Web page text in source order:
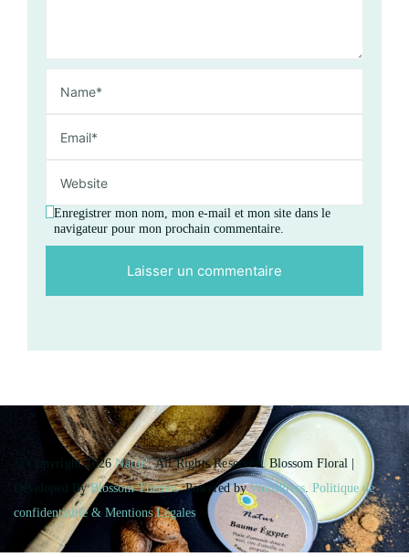
Enregistrer mon nom, mon e-mail et mon site dans le
navigateur pour mon prochain commentaire.
© Copyright 2026Natur'. All Rights Reserved.Blossom Floral |
Developed ByBlossom Themes. Powered byWordPress. Politique de
confidentialité & Mentions Légales